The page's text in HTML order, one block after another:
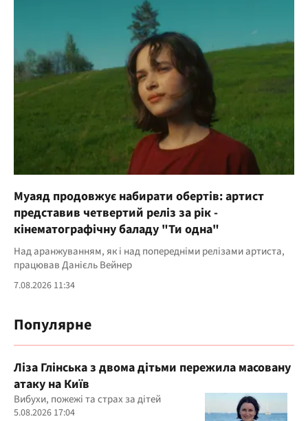
Муаяд продовжує набирати обертів: артист
представив четвертий реліз за рік -
кінематографічну баладу "Ти одна"
Над аранжуванням, як і над попередніми релізами артиста,
працював Данієль Вейнер
7.08.2026 11:34
Популярне
Ліза Глінська з двома дітьми пережила масовану
атаку на Київ
Вибухи, пожежі та страх за дітей
5.08.2026 17:04